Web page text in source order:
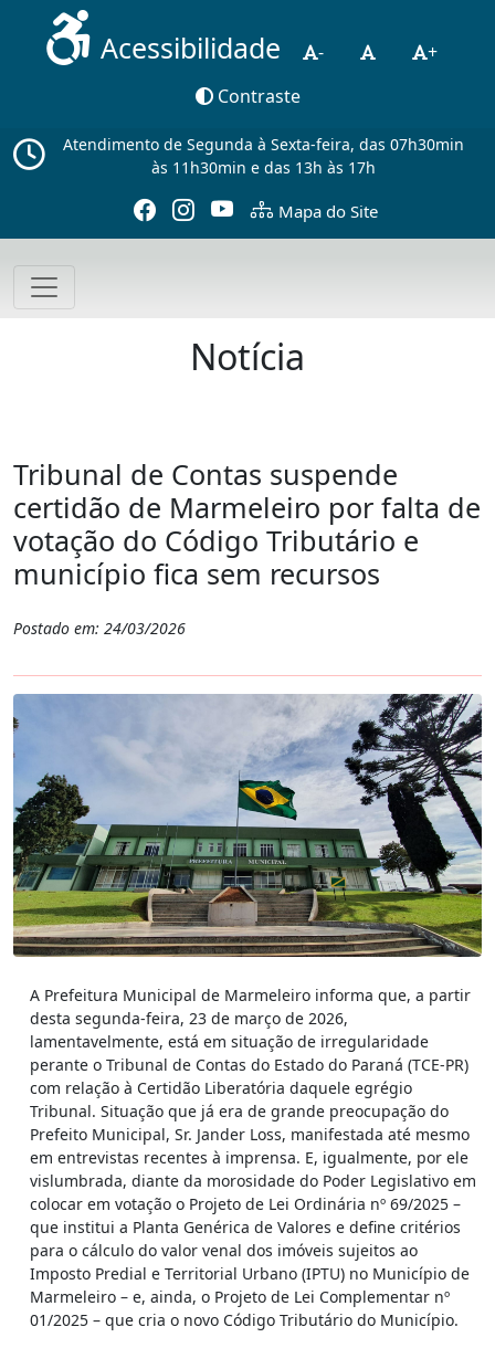
Acessibilidade -
+
Contraste
Atendimento de Segunda à Sexta-feira, das 07h30min
às 11h30min e das 13h às 17h
Mapa do Site
Notícia
Tribunal de Contas suspende
certidão de Marmeleiro por falta de
votação do Código Tributário e
município fica sem recursos
Postado em: 24/03/2026
A Prefeitura Municipal de Marmeleiro informa que, a partir
desta segunda-feira, 23 de março de 2026,
lamentavelmente, está em situação de irregularidade
perante o Tribunal de Contas do Estado do Paraná (TCE-PR)
com relação à Certidão Liberatória daquele egrégio
Tribunal. Situação que já era de grande preocupação do
Prefeito Municipal, Sr. Jander Loss, manifestada até mesmo
em entrevistas recentes à imprensa. E, igualmente, por ele
vislumbrada, diante da morosidade do Poder Legislativo em
colocar em votação o Projeto de Lei Ordinária nº 69/2025 –
que institui a Planta Genérica de Valores e define critérios
para o cálculo do valor venal dos imóveis sujeitos ao
Imposto Predial e Territorial Urbano (IPTU) no Município de
Marmeleiro – e, ainda, o Projeto de Lei Complementar nº
01/2025 – que cria o novo Código Tributário do Município.